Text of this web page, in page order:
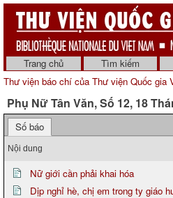
Trang chủ Tìm kiếm
Thư viện báo chí của Thư viện Quốc gia
Phụ Nữ Tân Văn, Số 12, 18
Số báo
Nội dung
Nữ giới cần phải khai hóa
Dịp nghỉ hè, chị em trong ty giáo